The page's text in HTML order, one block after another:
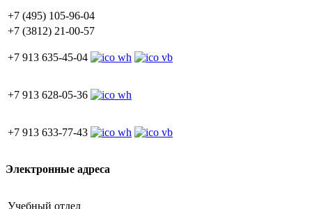
+7 (495) 105-96-04
+7 (3812) 21-00-57
+7 913 635-45-04
+7 913 628-05-36
+7 913 633-77-43
Электронные адреса
Учебный отдел